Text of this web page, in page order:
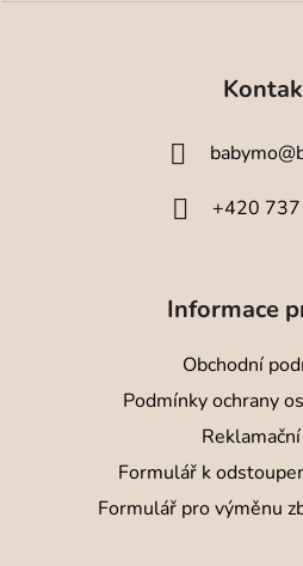
babymo@
+420
Informace
Obchodní
Podmínky ochrany
Formulář k
Formulář pro výměnu